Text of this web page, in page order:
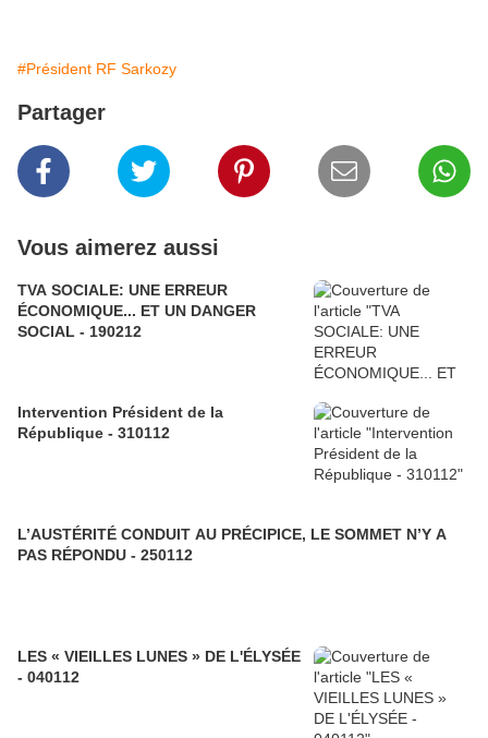
#Président RF Sarkozy
Partager
Vous aimerez aussi
TVA SOCIALE: UNE ERREUR
ÉCONOMIQUE... ET UN DANGER
SOCIAL - 190212
Intervention Président de la
République - 310112
L’AUSTÉRITÉ CONDUIT AU PRÉCIPICE, LE SOMMET N’Y A
PAS RÉPONDU - 250112
LES « VIEILLES LUNES » DE L'ÉLYSÉE
- 040112